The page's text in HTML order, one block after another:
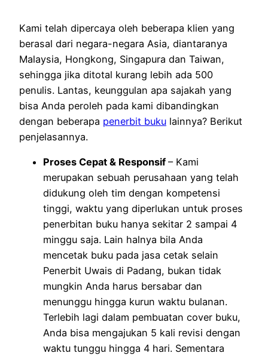
Kami telah dipercaya oleh beberapa klien yang
berasal dari negara-negara Asia, diantaranya
Malaysia, Hongkong, Singapura dan Taiwan,
sehingga jika ditotal kurang lebih ada 500
penulis. Lantas, keunggulan apa sajakah yang
bisa Anda peroleh pada kami dibandingkan
dengan beberapa penerbit buku lainnya? Berikut
penjelasannya.
Proses Cepat & Responsif – Kami
merupakan sebuah perusahaan yang telah
didukung oleh tim dengan kompetensi
tinggi, waktu yang diperlukan untuk proses
penerbitan buku hanya sekitar 2 sampai 4
minggu saja. Lain halnya bila Anda
mencetak buku pada jasa cetak selain
Penerbit Uwais di Padang, bukan tidak
mungkin Anda harus bersabar dan
menunggu hingga kurun waktu bulanan.
Terlebih lagi dalam pembuatan cover buku,
Anda bisa mengajukan 5 kali revisi dengan
waktu tunggu hingga 4 hari. Sementara